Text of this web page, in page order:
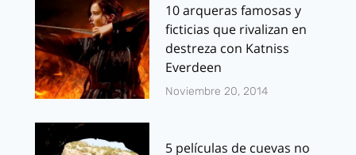
10 arqueras famosas y
ficticias que rivalizan en
destreza con Katniss
Everdeen
Noviembre 20, 2014
5 películas de cuevas no